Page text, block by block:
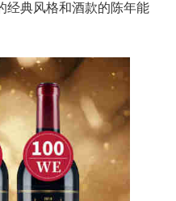
经典风格和酒款的陈年能